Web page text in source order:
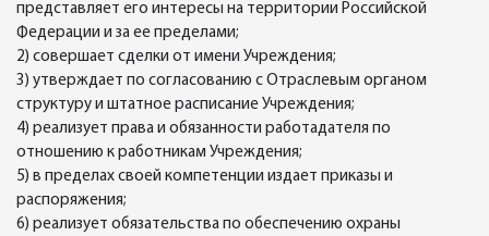
представляет его интересы на территории Российской
Федерации и за ее пределами;
2) совершает сделки от имени Учреждения;
3) утверждает по согласованию с Отраслевым органом
структуру и штатное расписание Учреждения;
4) реализует права и обязанности работадателя по
отношению к работникам Учреждения;
5) в пределах своей компетенции издает приказы и
распоряжения;
6) реализует обязательства по обеспечению охраны